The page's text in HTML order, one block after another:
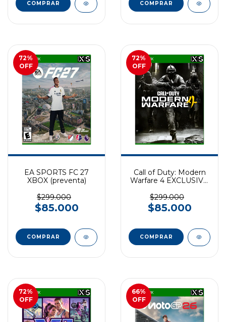
72%
OFF
EA SPORTS FC 27
XBOX (preventa)
$299.000
$85.000
72%
OFF
Call of Duty: Modern
Warfare 4 EXCLUSIVO
(preventa)
$299.000
$85.000
72%
OFF
66%
OFF